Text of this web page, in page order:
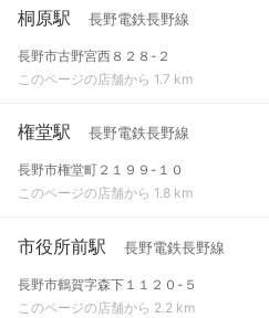
桐原駅 長野電鉄長野線
長野市古野宮西８２８-２
このページの店舗から 1.7 km
権堂駅 長野電鉄長野線
長野市権堂町２１９９-１０
このページの店舗から 1.8 km
市役所前駅 長野電鉄長野線
長野市鶴賀字森下１１２０-５
このページの店舗から 2.2 km